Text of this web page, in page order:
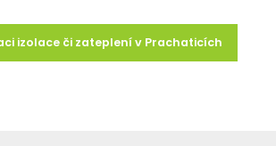
izolace či zateplení v Prachaticích